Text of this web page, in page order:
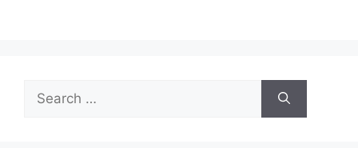
Search
for: